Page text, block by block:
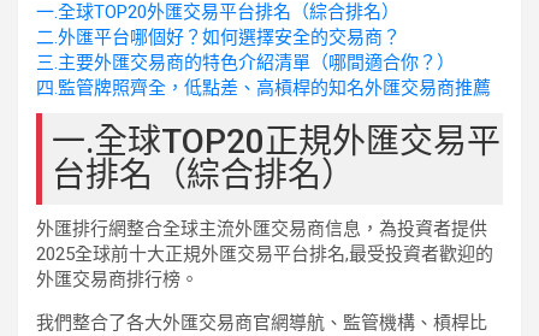
一.全球TOP20外匯交易平台排名（綜合排名）
二.外匯平台哪個好？如何選擇安全的交易商？
三.主要外匯交易商的特色介紹清單（哪間適合你？）
四.監管牌照齊全，低點差、高槓桿的知名外匯交易商推薦
一.全球TOP20正規外匯交易平
台排名（綜合排名）
外匯排行網整合全球主流外匯交易商信息，為投資者提供
2025全球前十大正規外匯交易平台排名,最受投資者歡迎的
外匯交易商排行榜。
我們整合了各大外匯交易商官網導航、監管機構、槓桿比